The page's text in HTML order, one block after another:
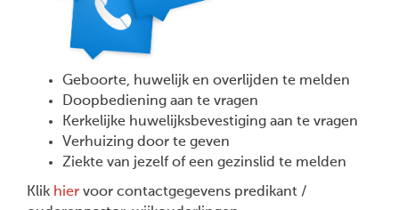
Geboorte, huwelijk en overlijden te melden
Doopbediening aan te vragen
Kerkelijke huwelijksbevestiging aan te vragen
Verhuizing door te geven
Ziekte van jezelf of een gezinslid te melden
Klik hier voor contactgegevens predikant /